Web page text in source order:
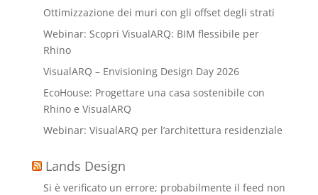
Ottimizzazione dei muri con gli offset degli strati
Webinar: Scopri VisualARQ: BIM flessibile per
Rhino
VisualARQ – Envisioning Design Day 2026
EcoHouse: Progettare una casa sostenibile con
Rhino e VisualARQ
Webinar: VisualARQ per l’architettura residenziale
Lands Design
Si è verificato un errore; probabilmente il feed non